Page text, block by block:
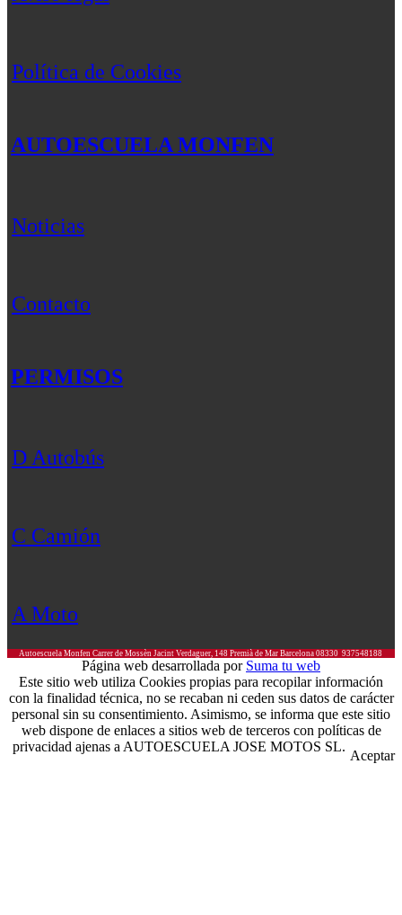
Política de Cookies
AUTOESCUELA MONFEN
Noticias
Contacto
PERMISOS
D Autobús
C Camión
A Moto
Autoescuela Monfen Carrer de Mossèn Jacint Verdaguer, 148 Premià de Mar Barcelona 08330 937548188
Página web desarrollada por Suma tu web
Este sitio web utiliza Cookies propias para recopilar información
con la finalidad técnica, no se recaban ni ceden sus datos de carácter
personal sin su consentimiento. Asimismo, se informa que este sitio
web dispone de enlaces a sitios web de terceros con políticas de
privacidad ajenas a AUTOESCUELA JOSE MOTOS SL.
Aceptar